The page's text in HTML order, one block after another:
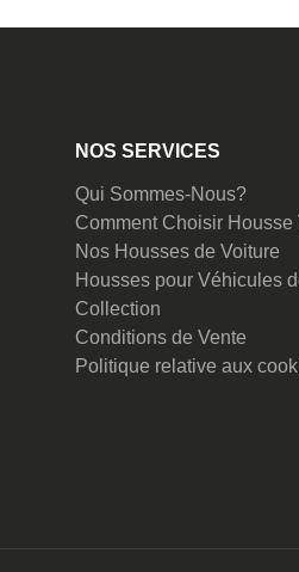
NOS SERVICES
Qui Sommes-Nous?
Comment Choisir Housse
Nos Housses de Voiture
Housses pour Véhicules
Collection
Conditions de Vente
Politique relative aux